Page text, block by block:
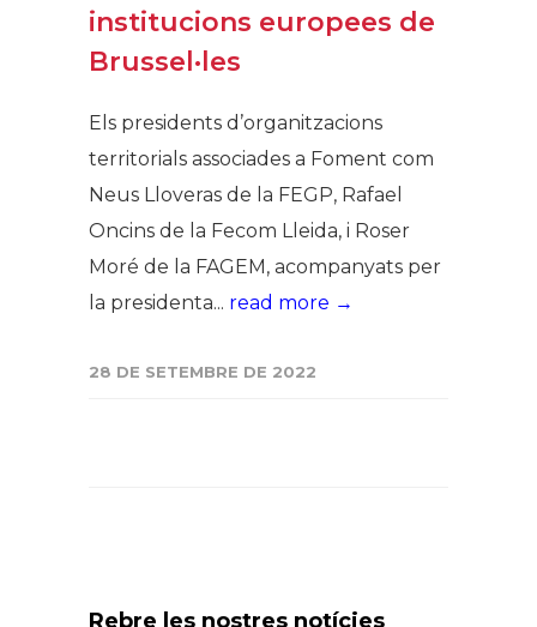
institucions europees de
Brussel·les
Els presidents d’organitzacions
territorials associades a Foment com
Neus Lloveras de la FEGP, Rafael
Oncins de la Fecom Lleida, i Roser
Moré de la FAGEM, acompanyats per
la presidenta... read more →
28 DE SETEMBRE DE 2022
Rebre les nostres notícies